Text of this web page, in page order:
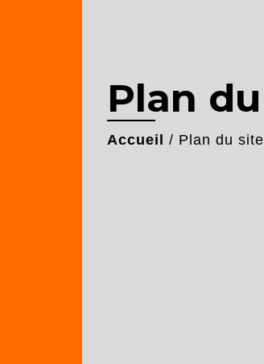
Plan
Accueil / Plan du site